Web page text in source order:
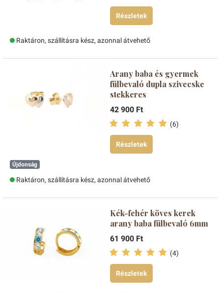
Részletek
Raktáron, szállításra kész, azonnal átvehető
Arany baba és gyermek
fülbevaló dupla szivecske
stekkeres
42 900 Ft
(6)
Részletek
Újdonság
Raktáron, szállításra kész, azonnal átvehető
Kék-fehér köves kerek
arany baba fülbevaló 6mm
61 900 Ft
(4)
Részletek